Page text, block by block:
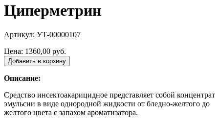
Циперметрин
Артикул: УТ-00000107
Цена: 1360,00 руб.
Добавить в корзину
Описание:
Средство инсектоакарицидное представляет собой концентрат
эмульсии в виде однородной жидкости от бледно-желтого до
желтого цвета с запахом ароматизатора.